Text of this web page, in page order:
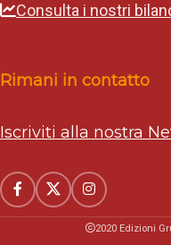
Consulta i nostri
Rimani in contatto
Iscriviti alla nostra
2020 Edizioni